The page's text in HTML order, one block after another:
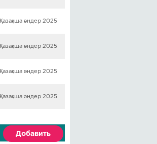
Қазақша әндер 2025
Қазақша әндер 2025
Қазақша әндер 2025
Қазақша әндер 2025
Добавить